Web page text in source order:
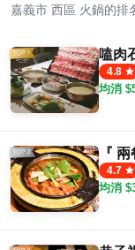
則評論
嘉義市 西區 火鍋的排
嗑肉
4.8
均消 $
4.7
均消 $